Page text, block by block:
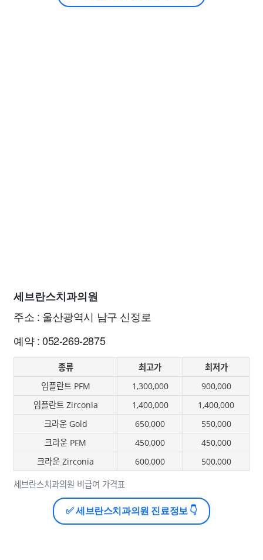
세브란스치과의원
주소 : 울산광역시 남구 신정로
예약 : 052-269-2875
세브란스치과의원 비급여 가격표
종류 최고가
최저가
임플란트 PFM
1,300,000
900,000
임플란트 Zirconia
1,400,000
1,400,000
크라운 Gold
650,000
550,000
크라운 PFM
450,000
450,000
크라운 Zirconia
600,000 500,000
✅ 세브란스치과의원 진료정보 👇